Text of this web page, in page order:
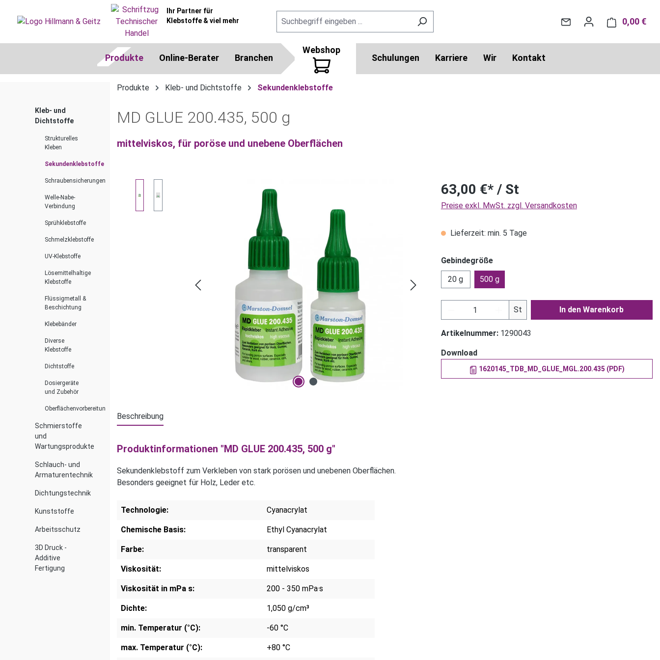
Zur Hauptnavigation springen
Ihr Partner für
Klebstoffe & viel mehr
0,00 €
Produkte Online-Berater Branchen
Webshop
Schulungen Karriere Wir Kontakt
Kleb- und
Dichtstoffe
Strukturelles
Kleben
Sekundenklebstoffe
Schraubensicherungen
Welle-Nabe-
Verbindung
Sprühklebstoffe
Schmelzklebstoffe
UV-Klebstoffe
Lösemittelhaltige
Klebstoffe
Flüssigmetall &
Beschichtung
Klebebänder
Diverse
Klebstoffe
Dichtstoffe
Dosiergeräte
und Zubehör
Oberflächenvorbereitung
Schmierstoffe
und
Wartungsprodukte
Schlauch- und
Armaturentechnik
Dichtungstechnik
Kunststoffe
Arbeitsschutz
3D Druck -
Additive
Fertigung
Produkte Kleb- und Dichtstoffe Sekundenklebstoffe
MD GLUE 200.435, 500 g
mittelviskos, für poröse und unebene Oberflächen
63,00 €* / St
Preise exkl. MwSt. zzgl. Versandkosten
Lieferzeit: min. 5 Tage
Gebindegröße
20 g
500 g
Produkt Anzahl: Gib den gewünschten
St In den Warenkorb
Artikelnummer: 1290043
Download
1620145_TDB_MD_GLUE_MGL.200.435 (PDF)
Beschreibung
Produktinformationen "MD GLUE 200.435, 500 g"
Sekundenklebstoff zum Verkleben von stark porösen und unebenen Oberflächen.
Besonders geeignet für Holz, Leder etc.
Technologie: Cyanacrylat
Chemische Basis: Ethyl Cyanacrylat
Farbe: transparent
Viskosität: mittelviskos
Viskosität in mPa s: 200 - 350 mPa·s
Dichte: 1,050 g/cm³
min. Temperatur (°C): -60 °C
max. Temperatur (°C): +80 °C